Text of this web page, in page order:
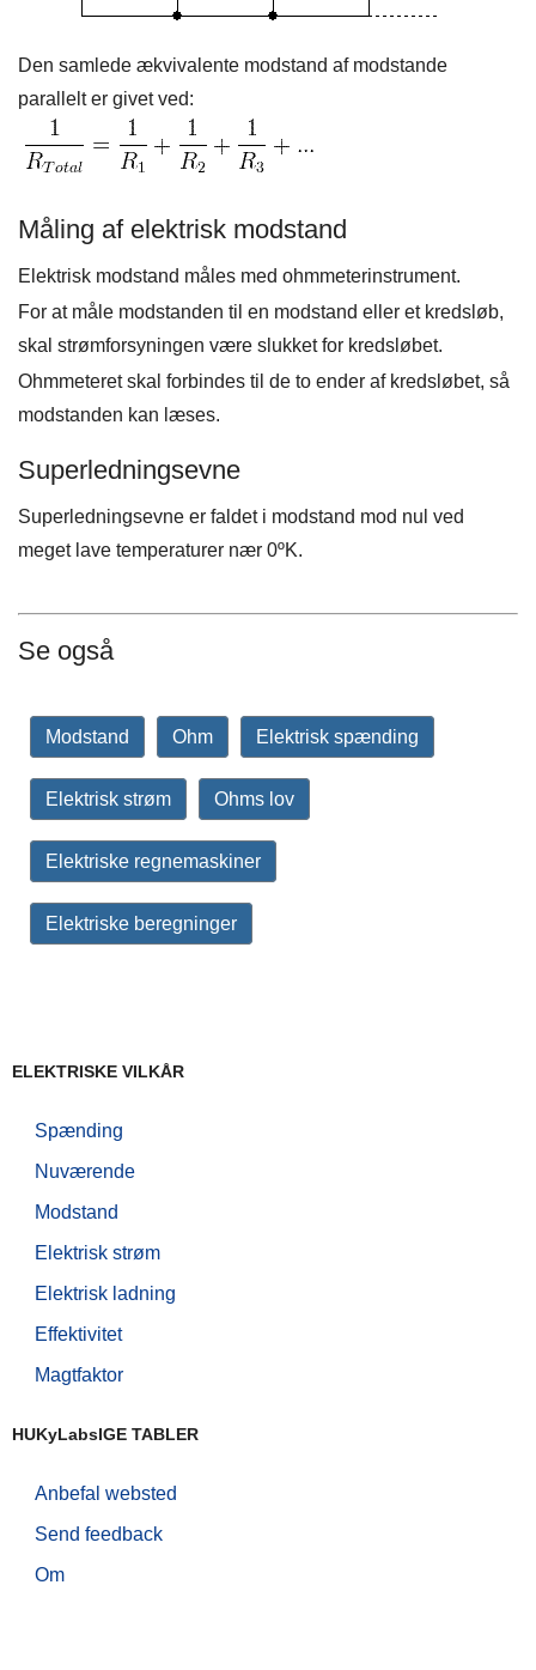
Den samlede ækvivalente modstand af modstande
parallelt er givet ved:
Måling af elektrisk modstand
Elektrisk modstand måles med ohmmeterinstrument.
For at måle modstanden til en modstand eller et kredsløb,
skal strømforsyningen være slukket for kredsløbet.
Ohmmeteret skal forbindes til de to ender af kredsløbet, så
modstanden kan læses.
Superledningsevne
Superledningsevne er faldet i modstand mod nul ved
meget lave temperaturer nær 0ºK.
Se også
Modstand Ohm Elektrisk spænding
Elektrisk strøm Ohms lov
Elektriske regnemaskiner
Elektriske beregninger
ELEKTRISKE VILKÅR
Spænding
Nuværende
Modstand
Elektrisk strøm
Elektrisk ladning
Effektivitet
Magtfaktor
HUKyLabsIGE TABLER
Anbefal websted
Send feedback
Om